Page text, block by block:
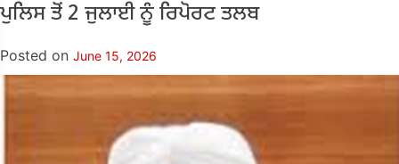
ਪੁਲਿਸ ਤੋਂ 2 ਜੁਲਾਈ ਨੂੰ ਰਿਪੋਰਟ ਤਲਬ
Posted on June 15, 2026